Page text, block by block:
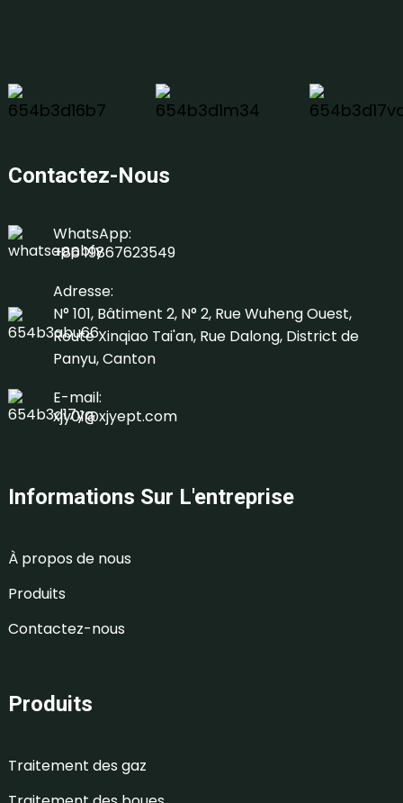
Contactez-Nous
WhatsApp:
+86 19867623549
Adresse:
N° 101, Bâtiment 2, N° 2, Rue Wuheng Ouest,
Route Xinqiao Tai'an, Rue Dalong, District de
Panyu, Canton
E-mail:
xjy01@xjyept.com
Informations Sur L'entreprise
À propos de nous
Produits
Contactez-nous
Produits
Traitement des gaz